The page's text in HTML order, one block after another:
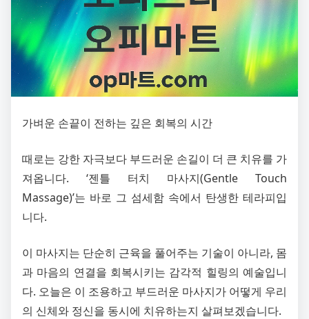
가벼운 손끝이 전하는 깊은 회복의 시간
때로는 강한 자극보다 부드러운 손길이 더 큰 치유를 가
져옵니다. ‘젠틀 터치 마사지(Gentle Touch
Massage)’는 바로 그 섬세함 속에서 탄생한 테라피입
니다.
이 마사지는 단순히 근육을 풀어주는 기술이 아니라, 몸
과 마음의 연결을 회복시키는 감각적 힐링의 예술입니
다. 오늘은 이 조용하고 부드러운 마사지가 어떻게 우리
의 신체와 정신을 동시에 치유하는지 살펴보겠습니다.